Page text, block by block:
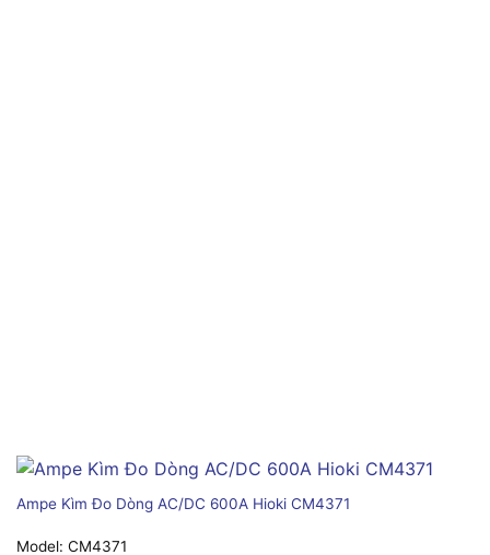
Ampe Kìm Đo Dòng AC/DC 600A Hioki CM4371
Model: CM4371